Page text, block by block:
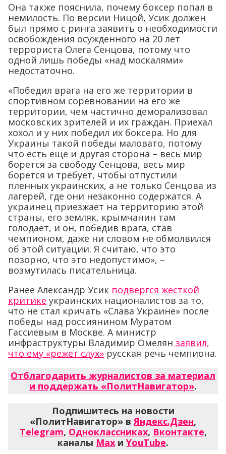
Она также пояснила, почему боксер попал в
немилость. По версии Ницой, Усик должен
был прямо с ринга заявить о необходимости
освобождения осужденного на 20 лет
террориста Олега Сенцова, потому что
одной лишь победы «над москалями»
недостаточно.
«Победил врага на его же территории в
спортивном соревновании на его же
территории, чем частично деморализовал
московских зрителей и их граждан. Приехал
хохол и у них победил их боксера. Но для
Украины такой победы маловато, потому
что есть еще и другая сторона – весь мир
борется за свободу Сенцова, весь мир
борется и требует, чтобы отпустили
пленных украинских, а не только Сенцова из
лагерей, где они незаконно содержатся. А
украинец приезжает на территорию этой
страны, его земляк, крымчанин там
голодает, и он, победив врага, став
чемпионом, даже ни словом не обмолвился
об этой ситуации. Я считаю, что это
позорно, что это недопустимо», –
возмутилась писательница.
Ранее Александр Усик подвергся жесткой
критике украинских националистов за то,
что не стал кричать «Слава Украине» после
победы над россиянином Муратом
Гассиевым в Москве. А министр
инфраструктуры Владимир Омелян заявил,
что ему «режет слух» русская речь чемпиона.
Отблагодарить журналистов за материал
и поддержать «ПолитНавигатор».
Подпишитесь на новости
«ПолитНавигатор» вЯндекс.Дзен,
Telegram, Одноклассниках, Вконтакте,
каналы Max и YouTube.